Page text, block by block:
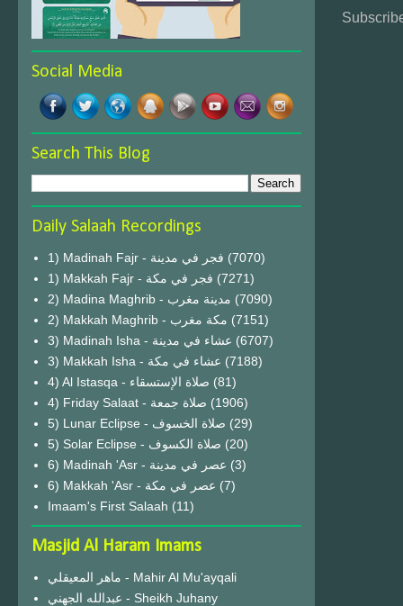
Social Media
Search This Blog
Daily Salaah Recordings
1) Madinah Fajr - فجر في مدينة (7070)
1) Makkah Fajr - فجر في مكة (7271)
2) Madina Maghrib - مدينة مغرب (7090)
2) Makkah Maghrib - مكة مغرب (7151)
3) Madinah Isha - عشاء في مدينة (6707)
3) Makkah Isha - عشاء في مكة (7188)
4) Al Istasqa - صلاة الإستسقاء (81)
4) Friday Salaat - صلاة جمعة (1906)
5) Lunar Eclipse - صلاة الخسوف (29)
(20)
6) Madinah 'Asr - عصر في مدينة (3)
6) Makkah 'Asr - عصر في مكة (7)
Imaam's First Salaah (11)
Masjid Al Haram Imams
ماهر المعيقلي - Mahir Al Mu'ayqali
عبدالله الجهني - Sheikh Juhany